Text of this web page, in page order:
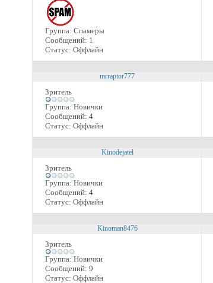
Группа: Спамеры
Сообщений: 1
Статус: Оффлайн
mrraptor777
Зритель
Группа: Новички
Сообщений: 4
Статус: Оффлайн
Kinodejatel
Зритель
Группа: Новички
Сообщений: 4
Статус: Оффлайн
Kinoman8476
Зритель
Группа: Новички
Сообщений: 9
Статус: Оффлайн